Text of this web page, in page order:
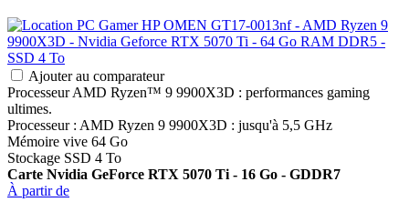
Ajouter au comparateur
Processeur AMD Ryzen™ 9 9900X3D : performances gaming
ultimes.
Processeur : AMD Ryzen 9 9900X3D : jusqu'à 5,5 GHz
Mémoire vive 64 Go
Stockage SSD 4 To
Carte Nvidia GeForce RTX 5070 Ti - 16 Go - GDDR7
À partir de